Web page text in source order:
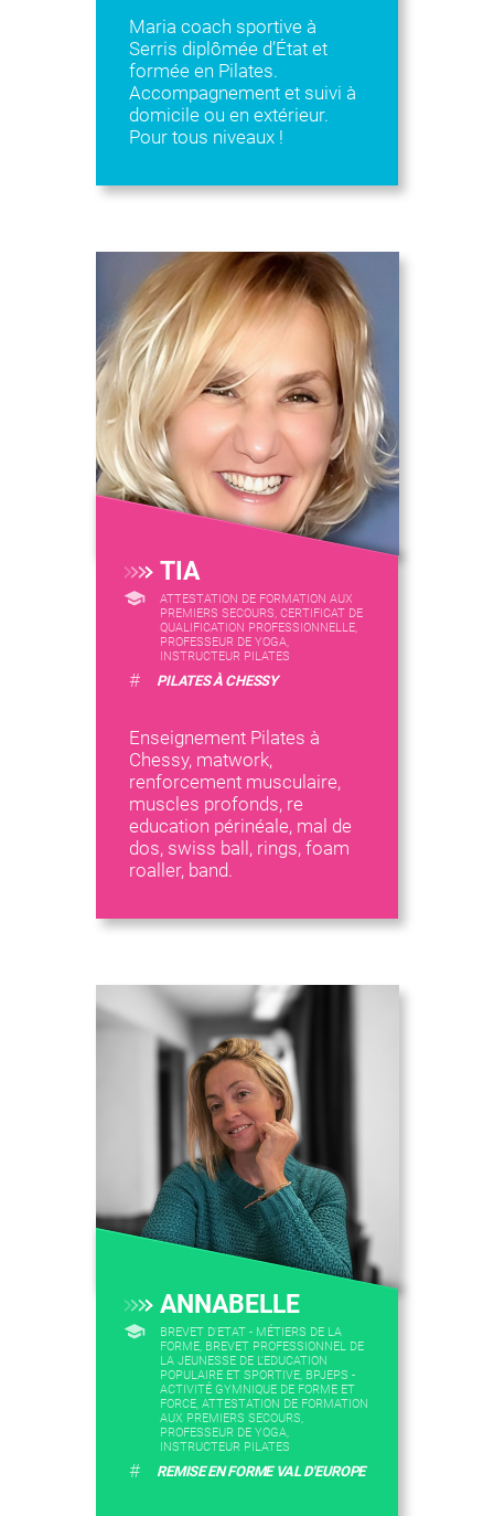
Maria coach sportive à
Serris diplômée d’État et
formée en Pilates.
Accompagnement et suivi à
domicile ou en extérieur.
Pour tous niveaux !
TIA
ATTESTATION DE FORMATION AUX
PREMIERS SECOURS, CERTIFICAT DE
QUALIFICATION PROFESSIONNELLE,
PROFESSEUR DE YOGA,
INSTRUCTEUR PILATES
# PILATES À CHESSY
Enseignement Pilates à
Chessy, matwork,
renforcement musculaire,
muscles profonds, re
education périnéale, mal de
dos, swiss ball, rings, foam
roaller, band.
ANNABELLE
BREVET D'ETAT - MÉTIERS DE LA
FORME, BREVET PROFESSIONNEL DE
LA JEUNESSE DE L'EDUCATION
POPULAIRE ET SPORTIVE, BPJEPS -
ACTIVITÉ GYMNIQUE DE FORME ET
FORCE, ATTESTATION DE FORMATION
AUX PREMIERS SECOURS,
PROFESSEUR DE YOGA,
INSTRUCTEUR PILATES
# REMISE EN FORME VAL D'EUROPE